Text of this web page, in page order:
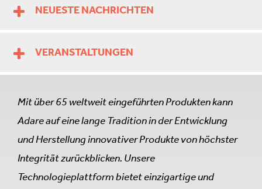
NEUESTE NACHRICHTEN
VERANSTALTUNGEN
Mit über 65 weltweit eingeführten Produkten kann
Adare auf eine lange Tradition in der Entwicklung
und Herstellung innovativer Produkte von höchster
Integrität zurückblicken. Unsere
Technologieplattform bietet einzigartige und